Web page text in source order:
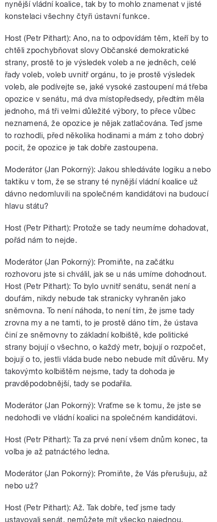
nynější vládní koalice, tak by to mohlo znamenat v jisté
konstelaci všechny čtyři ústavní funkce.
Host (Petr Pithart): Ano, na to odpovídám těm, kteří by to
chtěli zpochybňovat slovy Občanské demokratické
strany, prostě to je výsledek voleb a ne jedněch, celé
řady voleb, voleb uvnitř orgánu, to je prostě výsledek
voleb, ale podívejte se, jaké vysoké zastoupení má třeba
opozice v senátu, má dva místopředsedy, předtím měla
jednoho, má tři velmi důležité výbory, to přece vůbec
neznamená, že opozice je nějak zatlačována. Teď jsme
to rozhodli, před několika hodinami a mám z toho dobrý
pocit, že opozice je tak dobře zastoupena.
Moderátor (Jan Pokorný): Jakou shledáváte logiku a nebo
taktiku v tom, že se strany té nynější vládní koalice už
dávno nedomluvili na společném kandidátovi na budoucí
hlavu státu?
Host (Petr Pithart): Protože se tady neumíme dohadovat,
pořád nám to nejde.
Moderátor (Jan Pokorný): Promiňte, na začátku
rozhovoru jste si chválil, jak se u nás umíme dohodnout.
Host (Petr Pithart): To bylo uvnitř senátu, senát není a
doufám, nikdy nebude tak stranicky vyhraněn jako
sněmovna. To není náhoda, to není tím, že jsme tady
zrovna my a ne tamti, to je prostě dáno tím, že ústava
činí ze sněmovny to základní kolbiště, kde politické
strany bojují o všechno, o každý metr, bojují o rozpočet,
bojují o to, jestli vláda bude nebo nebude mít důvěru. My
takovýmto kolbištěm nejsme, tady ta dohoda je
pravděpodobnější, tady se podařila.
Moderátor (Jan Pokorný): Vraťme se k tomu, že jste se
nedohodli ve vládní koalici na společném kandidátovi.
Host (Petr Pithart): Ta za prvé není všem dnům konec, ta
volba je až patnáctého ledna.
Moderátor (Jan Pokorný): Promiňte, že Vás přerušuju, až
nebo už?
Host (Petr Pithart): Až. Tak dobře, teď jsme tady
ustavovali senát, nemůžete mít všecko najednou,